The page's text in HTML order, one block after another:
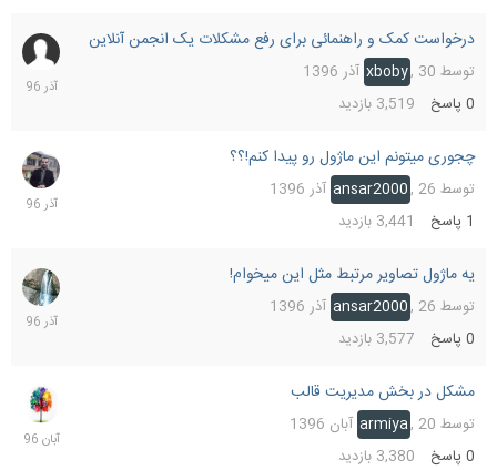
درخواست کمک و راهنمائی برای رفع مشکلات یک انجمن آنلاین
توسط xboby ,30 آذر 1396
پاسخ 3,519 بازدید
30
آذر
چجوری میتونم این ماژول رو پیدا کنم!؟؟
توسط ansar2000 ,26 آذر 1396
پاسخ 3,441 بازدید
28
آذر
یه ماژول تصاویر مرتبط مثل این میخوام!
توسط ansar2000 ,26 آذر 1396
پاسخ 3,577 بازدید
26
آذر
مشکل در بخش مدیریت قالب
توسط armiya ,20 آبان 1396
پاسخ 3,380 بازدید